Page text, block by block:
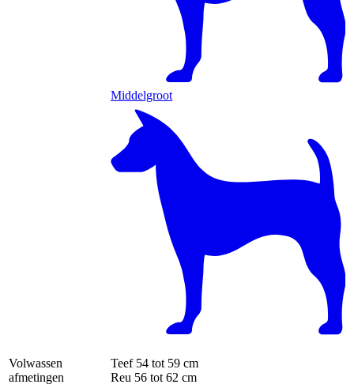
Middelgroot
Volwassen
afmetingen
Teef 54 tot 59 cm
Reu 56 tot 62 cm